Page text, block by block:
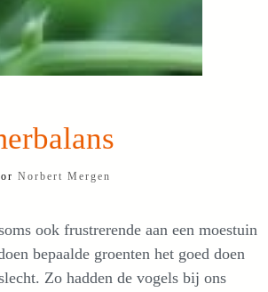
Norbert Mergen
ook frustrerende aan een moestuin
bepaalde groenten het goed doen
Zo hadden de vogels bij ons